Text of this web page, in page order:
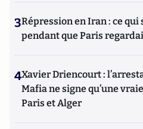
3Répression en Iran : ce
pendant que Paris
4Xavier Driencourt :
Mafia ne signe qu’une
Paris et Alger